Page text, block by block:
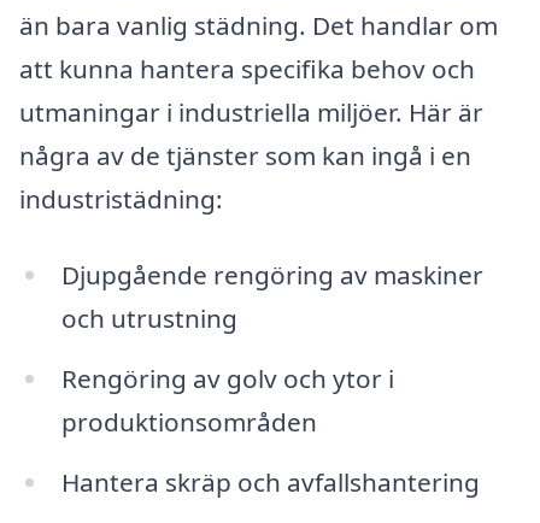
än bara vanlig städning. Det handlar om
att kunna hantera specifika behov och
utmaningar i industriella miljöer. Här är
några av de tjänster som kan ingå i en
industristädning:
Djupgående rengöring av maskiner
och utrustning
Rengöring av golv och ytor i
produktionsområden
Hantera skräp och avfallshantering